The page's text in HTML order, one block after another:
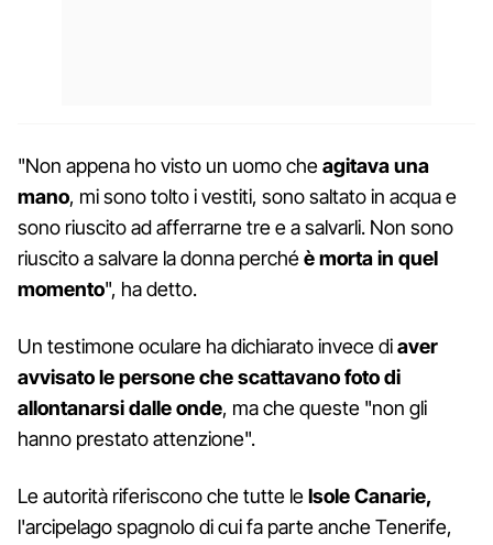
"Non appena ho visto un uomo cheagitava una
mano, mi sono tolto i vestiti, sono saltato in acqua e
sono riuscito ad afferrarne tre e a salvarli. Non sono
riuscito a salvare la donna perchéè morta in quel
momento", ha detto.
Un testimone oculare ha dichiarato invece diaver
avvisato le persone che scattavano foto di
allontanarsi dalle onde, ma che queste "non gli
hanno prestato attenzione".
Le autorità riferiscono che tutte leIsole Canarie,
l'arcipelago spagnolo di cui fa parte anche Tenerife,